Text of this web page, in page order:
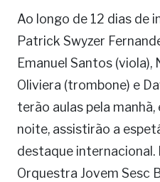
Ao longo de 12 dias de
Patrick Swyzer
Emanuel Santos
Oliviera (trombone) e
terão aulas pela manhã,
noite, assistirão a
destaque internacional.
Orquestra Jovem Sesc